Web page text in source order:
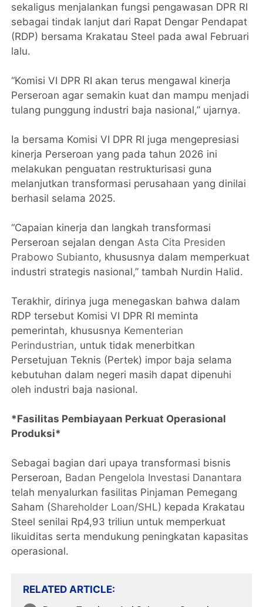
sekaligus menjalankan fungsi pengawasan DPR RI
sebagai tindak lanjut dari Rapat Dengar Pendapat
(RDP) bersama Krakatau Steel pada awal Februari
lalu.
“Komisi VI DPR RI akan terus mengawal kinerja
Perseroan agar semakin kuat dan mampu menjadi
tulang punggung industri baja nasional,” ujarnya.
Ia bersama Komisi VI DPR RI juga mengepresiasi
kinerja Perseroan yang pada tahun 2026 ini
melakukan penguatan restrukturisasi guna
melanjutkan transformasi perusahaan yang dinilai
berhasil selama 2025.
“Capaian kinerja dan langkah transformasi
Perseroan sejalan dengan Asta Cita Presiden
Prabowo Subianto, khususnya dalam memperkuat
industri strategis nasional,” tambah Nurdin Halid.
Terakhir, dirinya juga menegaskan bahwa dalam
RDP tersebut Komisi VI DPR RI meminta
pemerintah, khususnya Kementerian
Perindustrian, untuk tidak menerbitkan
Persetujuan Teknis (Pertek) impor baja selama
kebutuhan dalam negeri masih dapat dipenuhi
oleh industri baja nasional.
*Fasilitas Pembiayaan Perkuat Operasional
Produksi*
Sebagai bagian dari upaya transformasi bisnis
Perseroan, Badan Pengelola Investasi Danantara
telah menyalurkan fasilitas Pinjaman Pemegang
Saham (Shareholder Loan/SHL) kepada Krakatau
Steel senilai Rp4,93 triliun untuk memperkuat
likuiditas serta mendukung peningkatan kapasitas
operasional.
RELATED ARTICLE